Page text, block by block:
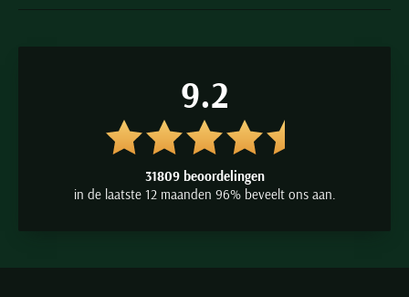
9.2
31809 beoordelingen
in de laatste 12 maanden 96% beveelt ons aan.